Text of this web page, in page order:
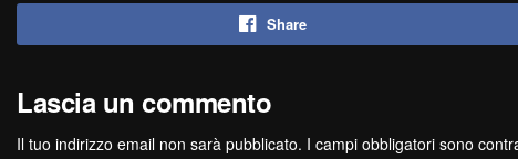
Share
Lascia un commento
Il tuo indirizzo email non sarà pubblicato. I campi obbligatori sono